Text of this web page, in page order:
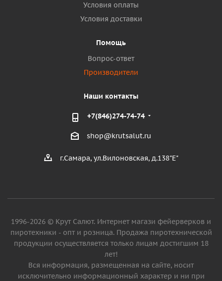
Условия оплаты
Условия доставки
Помощь
Вопрос-ответ
Производители
Наши контакты
+7(846)274-74-74
shop@krutsalut.ru
г.Самара, ул.Вилоновская, д.138"Е"
1996-2026 © Крут Салют. Интернет магази фейерверков и
пиротехники - опт и розница. Продажа пиротехнической
продукции осуществляется только лицам достигшим 18
лет!
Вся информация, размещенная на сайте, носит
исключительно информационный характер и ни при